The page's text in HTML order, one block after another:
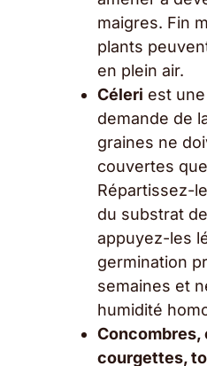
maigres. Fin
plants
en plein air.
Céleri est
demande de
graines ne
couvertes
Répartissez-
du substrat
appuyez-les
germination
semaines et
humidité
Concombres,
courgettes,